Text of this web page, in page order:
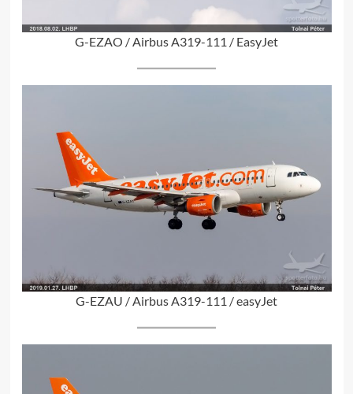
G-EZAO / Airbus A319-111 / EasyJet
G-EZAU / Airbus A319-111 / easyJet